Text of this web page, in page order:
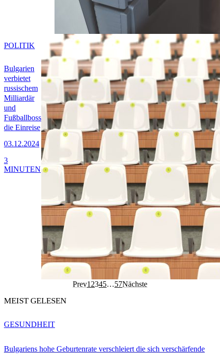
Bulgarien
verbietet
russischem
Milliardär
und
Fußballboss
die Einreise
03.12.2024
POLITIK
3
MINUTEN
Prev1 2345…57Nächste
MEIST GELESEN
Bulgariens hohe Geburtenrate verschleiert die sich verschärfende
GESUNDHEIT